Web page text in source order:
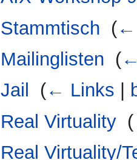
Stammtisch (←
Mailinglisten (
Jail
(← Links
Real Virtuality (
Real Virtuality/